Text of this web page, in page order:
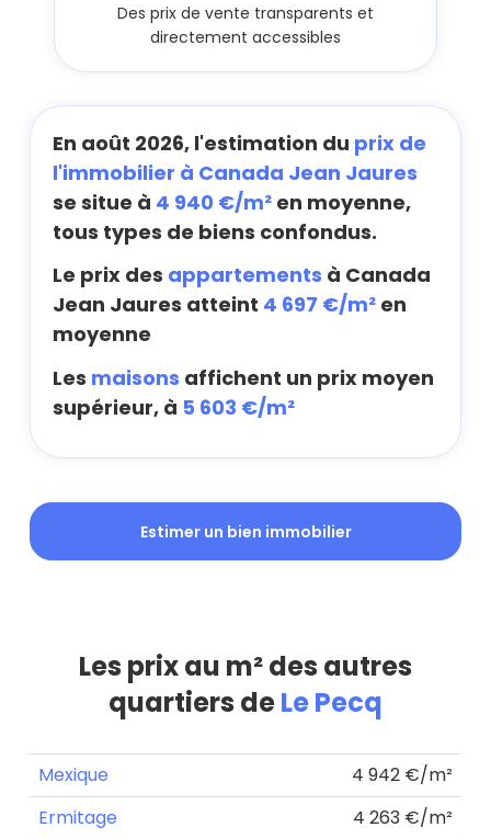
Des prix de vente transparents et
directement accessibles
En août 2026, l'estimation du prix de
l'immobilier à Canada Jean Jaures
se situe à 4 940 €/m² en moyenne,
tous types de biens confondus.
Le prix des appartements à Canada
Jean Jaures atteint 4 697 €/m² en
moyenne
Les maisons affichent un prix moyen
supérieur, à 5 603 €/m²
Estimer un bien immobilier
Les prix au m² des autres
quartiers deLe Pecq
Mexique
4 942 €/m²
Ermitage
4 263 €/m²